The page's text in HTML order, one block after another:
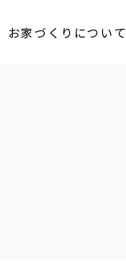
お家づくりについて